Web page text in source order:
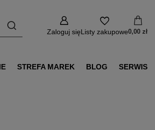
Zaloguj sięListy zakupowe0,00 zł
STREFA MAREK BLOG SERWIS